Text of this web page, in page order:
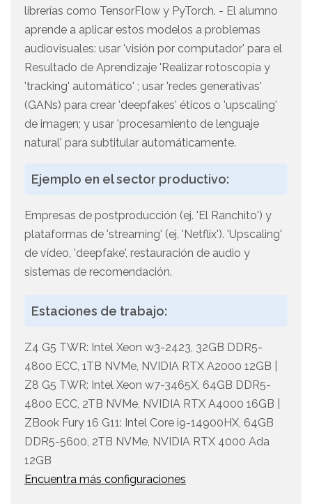
librerías como TensorFlow y PyTorch. - El alumno
aprende a aplicar estos modelos a problemas
audiovisuales: usar 'visión por computador' para el
Resultado de Aprendizaje 'Realizar rotoscopia y
'tracking' automático' ; usar 'redes generativas'
(GANs) para crear 'deepfakes' éticos o 'upscaling'
de imagen; y usar 'procesamiento de lenguaje
natural' para subtitular automáticamente.
Ejemplo en el sector productivo:
Empresas de postproducción (ej. 'El Ranchito') y
plataformas de 'streaming' (ej. 'Netflix'). 'Upscaling'
de vídeo, 'deepfake', restauración de audio y
sistemas de recomendación.
Estaciones de trabajo:
Z4 G5 TWR: Intel Xeon w3-2423, 32GB DDR5-
4800 ECC, 1TB NVMe, NVIDIA RTX A2000 12GB |
Z8 G5 TWR: Intel Xeon w7-3465X, 64GB DDR5-
4800 ECC, 2TB NVMe, NVIDIA RTX A4000 16GB |
ZBook Fury 16 G11: Intel Core i9-14900HX, 64GB
DDR5-5600, 2TB NVMe, NVIDIA RTX 4000 Ada
12GB
Encuentra más configuraciones